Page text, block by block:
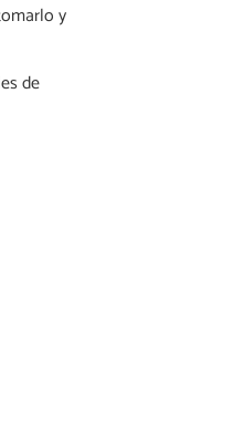
y
de